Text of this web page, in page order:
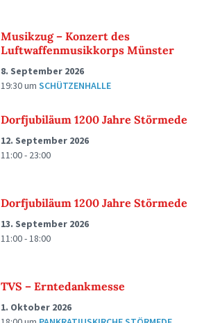
Musikzug – Konzert des
Luftwaffenmusikkorps Münster
8. September 2026
19:30um SCHÜTZENHALLE
Dorfjubiläum 1200 Jahre Störmede
12. September 2026
11:00 - 23:00
Dorfjubiläum 1200 Jahre Störmede
13. September 2026
11:00 - 18:00
TVS – Erntedankmesse
1. Oktober 2026